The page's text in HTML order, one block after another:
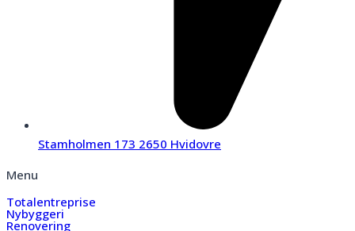
Stamholmen 173 2650 Hvidovre
Menu
Totalentreprise
Nybyggeri
Renovering